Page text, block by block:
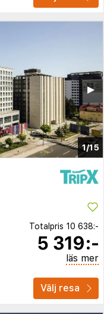
1/15
▶︎
Totalpris 10 638:-
5 319:-
läs mer
Välj resa